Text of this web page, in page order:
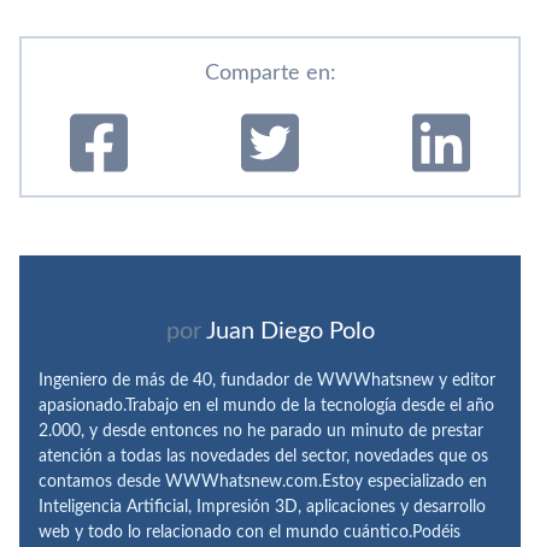
Comparte en:
por Juan Diego Polo
Ingeniero de más de 40, fundador de WWWhatsnew y editor
apasionado.Trabajo en el mundo de la tecnología desde el año
2.000, y desde entonces no he parado un minuto de prestar
atención a todas las novedades del sector, novedades que os
contamos desde WWWhatsnew.com.Estoy especializado en
Inteligencia Artificial, Impresión 3D, aplicaciones y desarrollo
web y todo lo relacionado con el mundo cuántico.Podéis